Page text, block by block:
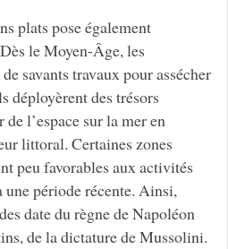
plats pose également
le Moyen-Âge, les
savants travaux pour assécher
déployèrent des trésors
l’espace sur la mer en
littoral. Certaines zones
peu favorables aux activités
une période récente. Ainsi,
date du règne de Napoléon
de la dictature de Mussolini.